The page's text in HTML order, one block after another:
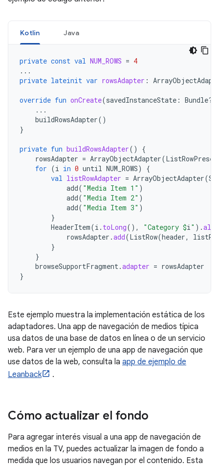
Kotlin Java
private const val NUM_ROWS = 4
...
private lateinit var rowsAdapter :
override fun onCreate(savedInstanceState : Bundle?)
...
buildRowsAdapter()
}
private fun buildRowsAdapter()
{
rowsAdapter = ArrayObjectAdapter(
for (i in 0 until NUM_ROWS)
{
val listRowAdapter = ArrayObjectAdapter(
add( "Media Item 1" )
add( "Media Item 2" )
add( "Media Item 3" )
}
HeaderItem(i . toLong(), "Category $i " ).also
rowsAdapter .add(ListRow(header,
}
}
browseSupportFragment .adapter = rowsAdapter
}
Este ejemplo muestra la implementación estática de los
adaptadores. Una app de navegación de medios típica
usa datos de una base de datos en línea o de un servicio
web. Para ver un ejemplo de una app de navegación que
use datos de la web, consulta la app de ejemplo de
Leanback
.
Cómo actualizar el fondo
Para agregar interés visual a una app de navegación de
medios en la TV, puedes actualizar la imagen de fondo a
medida que los usuarios navegan por el contenido. Esta